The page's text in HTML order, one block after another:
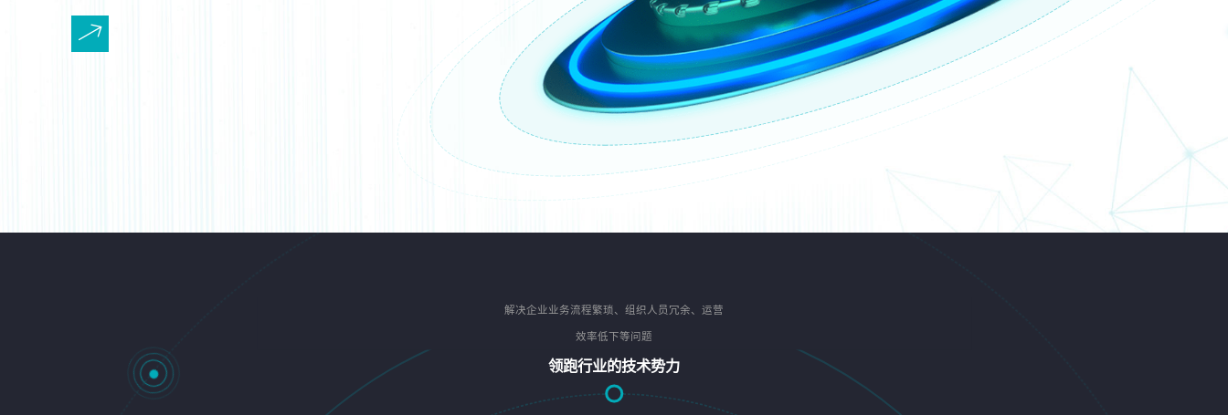
解决企业业务流程繁琐、组织人员冗余、运营
效率低下等问题
领跑行业的技术势力